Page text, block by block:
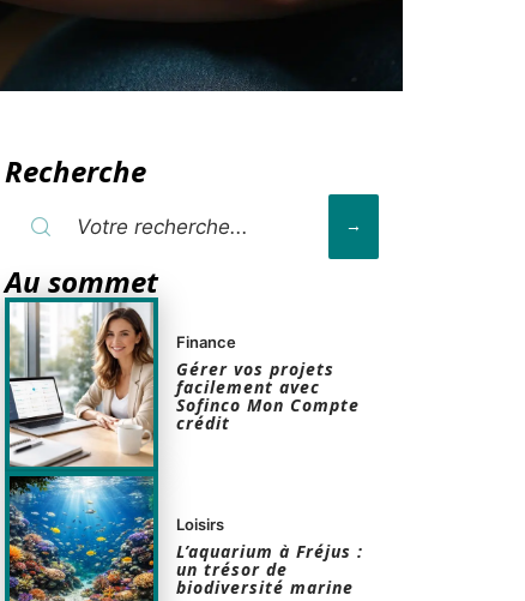
Recherche
Au sommet
Finance
Gérer vos projets
facilement avec
Sofinco Mon Compte
crédit
Loisirs
L’aquarium à Fréjus :
un trésor de
biodiversité marine